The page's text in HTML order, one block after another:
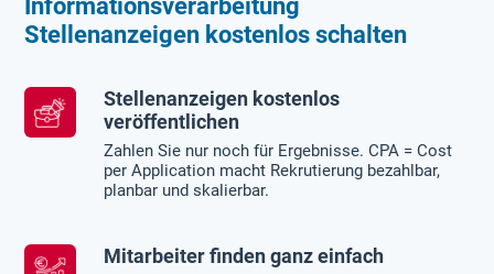
Stellenanzeigen kostenlos schalten
Stellenanzeigen kostenlos
veröffentlichen
Zahlen Sie nur noch für Ergebnisse. CPA = Cost
per Application macht Rekrutierung bezahlbar,
planbar und skalierbar.
Mitarbeiter finden ganz einfach